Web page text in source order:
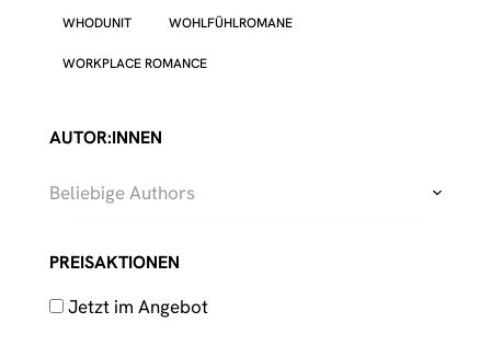
WHODUNIT WOHLFÜHLROMANE
WORKPLACE ROMANCE
AUTOR:INNEN
Beliebige Authors
PREISAKTIONEN
Jetzt im Angebot